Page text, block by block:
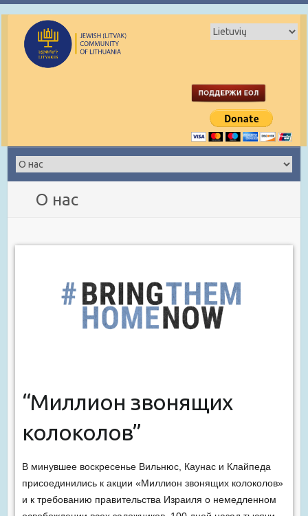
О нас
“Миллион звонящих
колоколов”
В минувшее воскресенье Вильнюс, Каунас и Клайпеда
присоединились к акции «Миллион звонящих колоколов»
и к требованию правительства Израиля о немедленном